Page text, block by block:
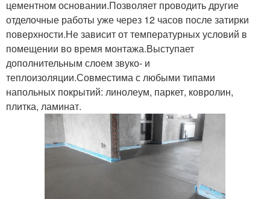
цементном основании.Позволяет проводить другие
отделочные работы уже через 12 часов после затирки
поверхности.Не зависит от температурных условий в
помещении во время монтажа.Выступает
дополнительным слоем звуко- и
теплоизоляции.Совместима с любыми типами
напольных покрытий: линолеум, паркет, ковролин,
плитка, ламинат.